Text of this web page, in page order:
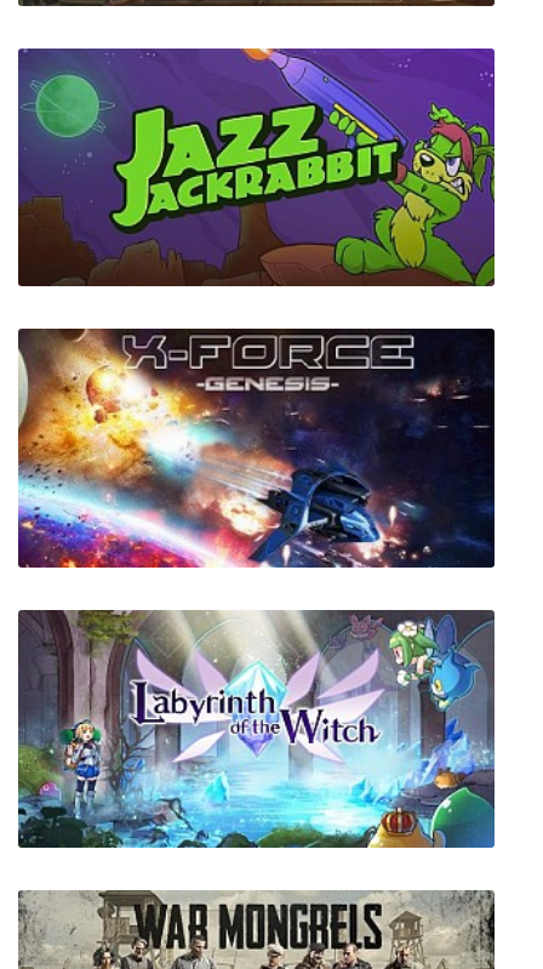
Tormentum - Dark Sorrow
Jazz Jackrabbit
X-Force Genesis